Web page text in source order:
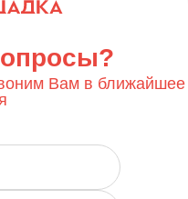
Вам в ближайшее